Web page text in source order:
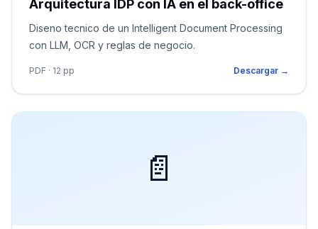
Arquitectura IDP con IA en el back-office
Diseno tecnico de un Intelligent Document Processing
con LLM, OCR y reglas de negocio.
PDF · 12 pp Descargar →
📄